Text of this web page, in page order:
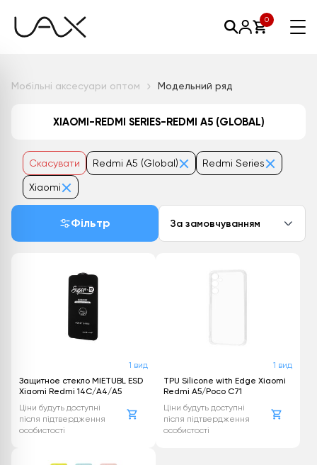
0
Мобільні аксесуари оптом Модельний ряд
XIAOMI-REDMI SERIES-REDMI A5 (GLOBAL)
Скасувати Redmi A5 (Global) Redmi Series
Xiaomi
Фільтр За замовчуванням
1 вид
Защитное стекло MIETUBL ESD
Xiaomi Redmi 14C/A4/A5
Ціни будуть доступні
після підтвердження
особистості
1 вид
TPU Silicone with Edge Xiaomi
Redmi A5/Poco C71
Ціни будуть доступні
після підтвердження
особистості